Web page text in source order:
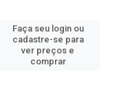
Faça seu login ou
cadastre-se para
ver preços e
comprar